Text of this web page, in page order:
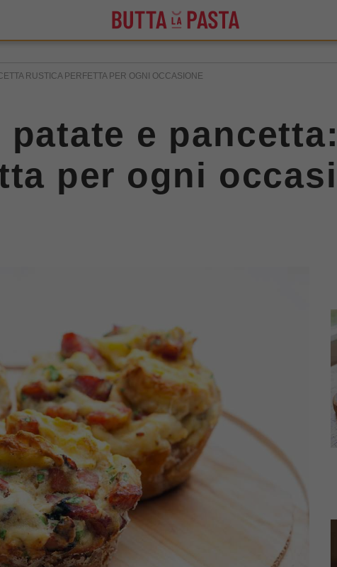
RUSTICA PERFETTA PER OGNI OCCASIONE
e
per ogni